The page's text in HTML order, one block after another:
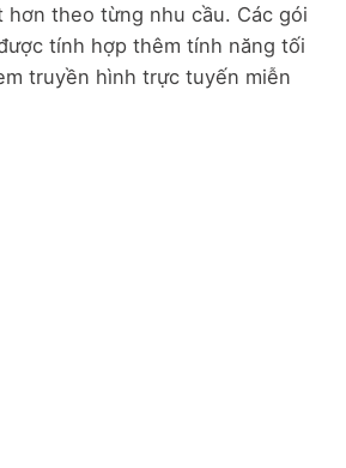
hơn theo từng nhu cầu. Các gói
tính hợp thêm tính năng tối
truyền hình trực tuyến miễn